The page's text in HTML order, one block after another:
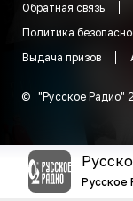
Обратная связь
Политика
Выдача призов
© "Русское Радио"
Русское